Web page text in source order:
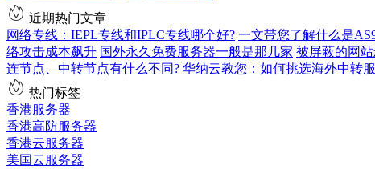
近期热门文章
网络专线：IEPL专线和IPLC专线哪个好? 一文带您了解什么是
络攻击成本飙升 国外永久免费服务器一般是那几家 被屏蔽的网
连节点、中转节点有什么不同? 华纳云教您：如何挑选海外中转
热门标签
香港服务器
香港高防服务器
香港云服务器
美国云服务器